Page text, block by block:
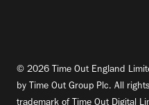
© 2026 Time Out England
by Time Out Group Plc. All